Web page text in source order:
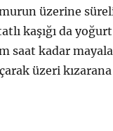
üzerine
kaşığı da
saat kadar
üzeri